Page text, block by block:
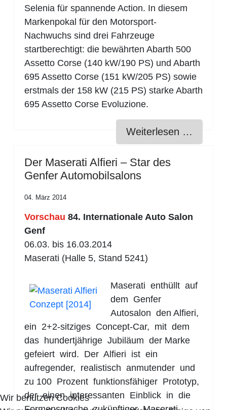
Selenia für spannende Action. In diesem
Markenpokal für den Motorsport-
Nachwuchs sind drei Fahrzeuge
startberechtigt: die bewährten Abarth 500
Assetto Corse (140 kW/190 PS) und Abarth
695 Assetto Corse (151 kW/205 PS) sowie
erstmals der 158 kW (215 PS) starke Abarth
695 Assetto Corse Evoluzione.
Weiterlesen …
Der Maserati Alfieri – Star des
Genfer Automobilsalons
04. März 2014
Vorschau 84. Internationale Auto Salon
Genf
06.03. bis 16.03.2014
Maserati (Halle 5, Stand 5241)
Maserati enthüllt auf
dem Genfer
Autosalon den Alfieri,
ein 2+2-sitziges Concept-Car, mit dem
das hundertjährige Jubiläum der Marke
gefeiert wird. Der Alfieri ist ein
aufregender, realistisch anmutender und
zu 100 Prozent funktionsfähiger Prototyp,
der einen interessanten Einblick in die
Wir benutzen Cookies